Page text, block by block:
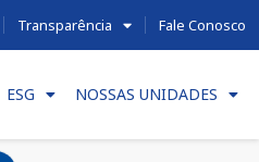
Transparência Fale Conosco
ESG NOSSAS UNIDADES